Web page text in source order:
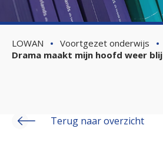
LOWAN Voortgezet onderwijs
Drama maakt mijn hoofd weer blij
Terug naar overzicht